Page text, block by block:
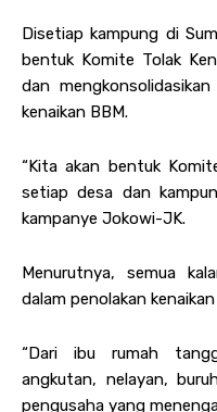
Disetiap kampung di
bentuk Komite Tolak
dan
kenaikan BBM.
“Kita akan bentuk
setiap desa dan
kampanye Jokowi-JK.
Menurutnya, semua
dalam penolakan
“Dari ibu rumah
angkutan, nelayan,
pengusaha yang